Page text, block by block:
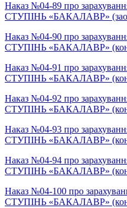
Наказ №04-89 про
СТУПІНЬ «БАКАЛАВР»
Наказ №04-90 про
СТУПІНЬ «БАКАЛАВР»
Наказ №04-91 про
СТУПІНЬ «БАКАЛАВР»
Наказ №04-92 про
СТУПІНЬ «БАКАЛАВР»
Наказ №04-93 про
СТУПІНЬ «БАКАЛАВР»
Наказ №04-94 про
СТУПІНЬ «БАКАЛАВР»
Наказ №04-100 про
СТУПІНЬ «БАКАЛАВР»